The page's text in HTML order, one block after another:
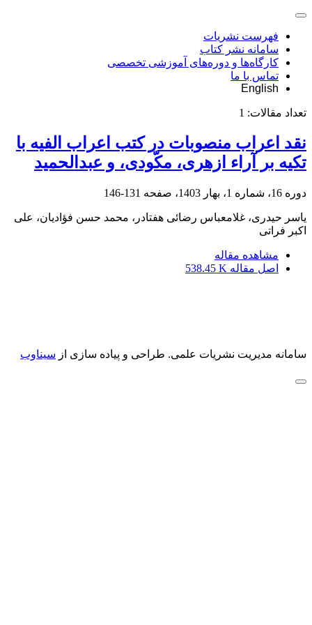
فهرست نشریات
سامانه نشر کتاب
کارگاه‌ها و دوره‌های آموزشی تخصصی
تماس با ما
English
تعداد مقالات: 1
نقد اعراب منصوبات در کتب اعراب الفیه با
تکیه بر آراء ازهری، مکّودی، و عبدالحمید
دوره 16، شماره 1، بهار 1403، صفحه 131-146
یاسر حیدری، غلامعباس رضائی هفتادر، محمد حسن فؤادیان، علی
اکبر فراتی
مشاهده مقاله
اصل مقاله 538.45 K
سامانه مدیریت نشریات علمی. طراحی و پیاده سازی از سیناوب